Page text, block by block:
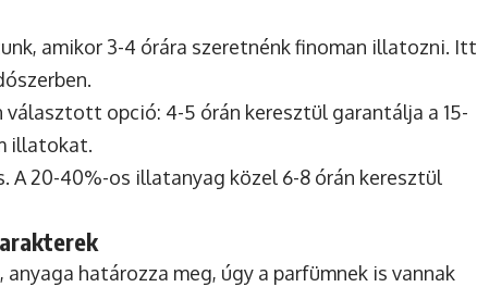
amikor 3-4 órára szeretnénk finoman illatozni. Itt
választott opció: 4-5 órán keresztül garantálja a 15-
illatokat.
A 20-40%-os illatanyag közel 6-8 órán keresztül
anyaga határozza meg, úgy a parfümnek is vannak